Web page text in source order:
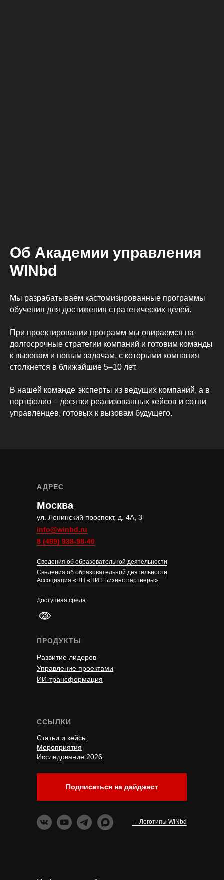
Об Академии управления
WINbd
Мы разрабатываем кастомизированные программы
обучения для достижения стратегических целей.
При проектировании программ мы опираемся на
долгосрочные стратегии компаний и готовим команды
к вызовам и новым задачам, с которыми компания
столкнется в ближайшие 5–10 лет.
В нашей команде эксперты из ведущих компаний, а в
портфолио – десятки реализованных кейсов и сотни
управленцев, готовых к вызовам будущего.
ПРОДУКТЫ
Развитие лидеров
Управление проектами
ИИ-трансформация
→ Логотипы WINbd
ССЫЛКИ
Статьи и кейсы
Мероприятия
Исследование 2026
АДРЕС
Подписаться на дайджест
Москва
Сведения об образовательной деятельности
Доступная среда
ул. Ленинский проспект, д. 4А, 3
Сведения об образовательной деятельности
Ассоциация «НП «ПИТ Бизнес партнеры»
info@winbd.ru
8 (499) 938-98-40